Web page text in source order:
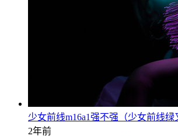
少女前线m16a1强不强（少女前线绿
2年前